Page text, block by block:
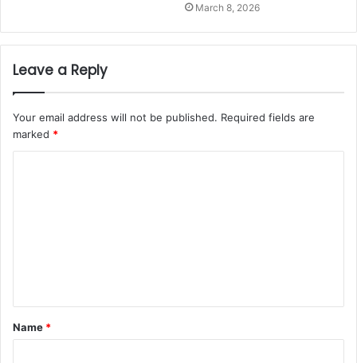
March 8, 2026
Leave a Reply
Your email address will not be published. Required fields are
marked *
t
*
Name *